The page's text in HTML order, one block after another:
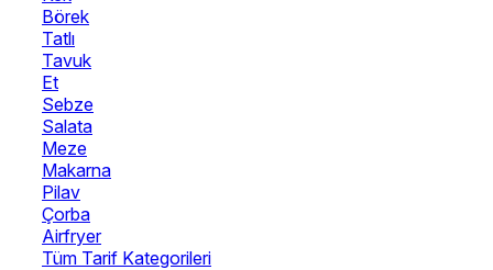
Börek
Tatlı
Tavuk
Et
Sebze
Salata
Meze
Makarna
Pilav
Çorba
Airfryer
Tüm Tarif Kategorileri